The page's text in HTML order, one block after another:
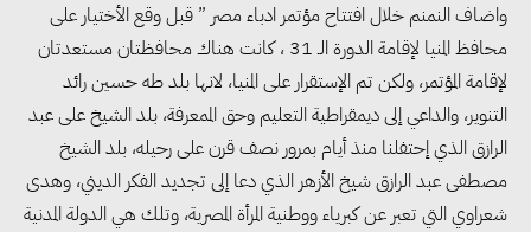
واضاف النمنم خلال افتتاح مؤتمر ادباء مصر ” قبل وقع الأختيار على
محافظ المنيا لإقامة الدورة الـ 31 ، كانت هناك محافظتان مستعدتان
لإقامة المؤتمر، ولكن تم الإستقرار على المنيا، لانها بلد طه حسين رائد
التنوير، والداعي إلى ديمقراطية التعليم وحق الممعرفة، بلد الشيخ على عبد
الرازق الذي إحتفلنا منذ أيام بمرور نصف قرن على رحيله، بلد الشيخ
مصطفى عبد الرازق شيخ الأزهر الذي دعا إلى تجديد الفكر الديني، وهدى
شعراوي التي تعبر عن كبرياء ووطنية المرأة المصرية، وتلك هي الدولة المدنية
إيفل تستثمر ما يصل إلى 130
مليون جنيه إسترليني لدعم توسع
“بي إس آر” في مشروعات الطاقة
المتجددة